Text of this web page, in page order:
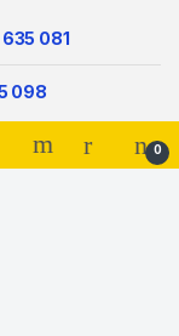
081
098
0